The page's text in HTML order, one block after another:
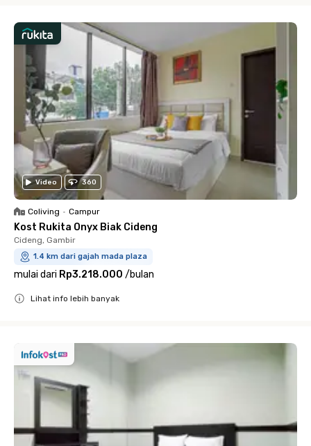
Video 360
Coliving • Campur
Kost Rukita Onyx Biak Cideng
Cideng, Gambir
1.4 km dari gajah mada plaza
mulai dari Rp3.218.000 /bulan
Lihat info lebih banyak